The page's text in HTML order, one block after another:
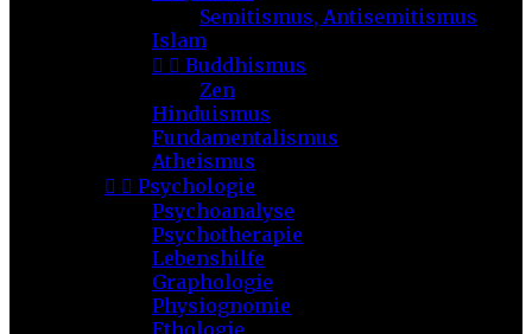
Semitismus, Antisemitismus
Islam
  Buddhismus
Zen
Hinduismus
Fundamentalismus
Atheismus
  Psychologie
Psychoanalyse
Psychotherapie
Lebenshilfe
Graphologie
Physiognomie
Ethologie